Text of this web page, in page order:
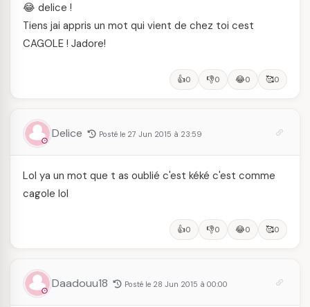
😂 delice !
Tiens jai appris un mot qui vient de chez toi cest
CAGOLE ! Jadore!
👍0 👎0 😂0 🥰0
Delice Posté le 27 Jun 2015 à 23:59
Lol ya un mot que t as oublié c'est kéké c'est comme
cagole lol
👍0 👎0 😂0 🥰0
Daadouu18 Posté le 28 Jun 2015 à 00:00